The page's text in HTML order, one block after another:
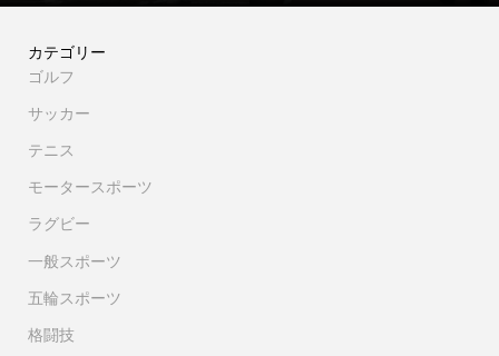
カテゴリー
ゴルフ
サッカー
テニス
モータースポーツ
ラグビー
一般スポーツ
五輪スポーツ
格闘技